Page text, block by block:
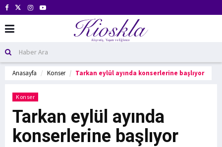
Anasayfa Konser Tarkan eylül ayında konserlerine başlıyor
Konser
Tarkan eylül ayında
konserlerine başlıyor